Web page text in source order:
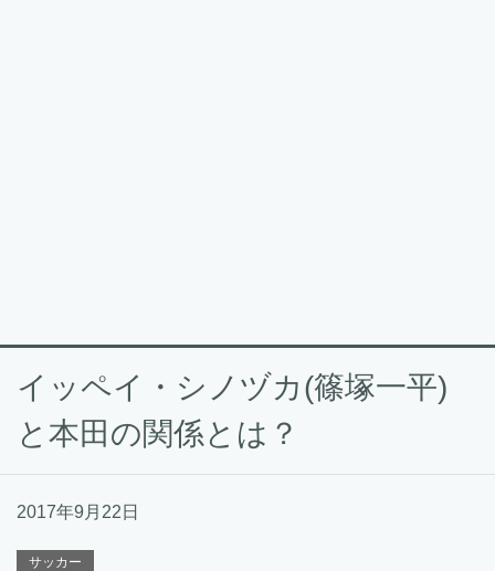
イッペイ・シノヅカ(篠塚一平)
と本田の関係とは？
2017年9月22日
サッカー